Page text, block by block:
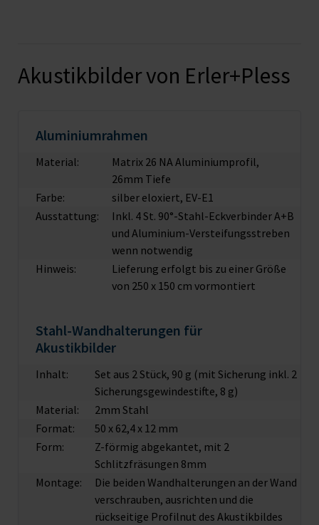
Akustikbilder von Erler+Pless
Aluminiumrahmen
Material:
Matrix 26 NA Aluminiumprofil,
26mm Tiefe
Farbe:
silber eloxiert, EV-E1
Ausstattung:
Inkl. 4 St. 90°-Stahl-Eckverbinder A+B
und Aluminium-Versteifungsstreben
wenn notwendig
Hinweis:
Lieferung erfolgt bis zu einer Größe
von 250 x 150 cm vormontiert
Stahl-Wandhalterungen für
Akustikbilder
Inhalt:
Set aus 2 Stück, 90 g (mit Sicherung inkl. 2
Sicherungsgewindestifte, 8 g)
Material:
2mm Stahl
Format:
50 x 62,4 x 12 mm
Form:
Z-förmig abgekantet, mit 2
Schlitzfräsungen 8mm
Montage:
Die beiden Wandhalterungen an der Wand
verschrauben, ausrichten und die
rückseitige Profilnut des Akustikbildes